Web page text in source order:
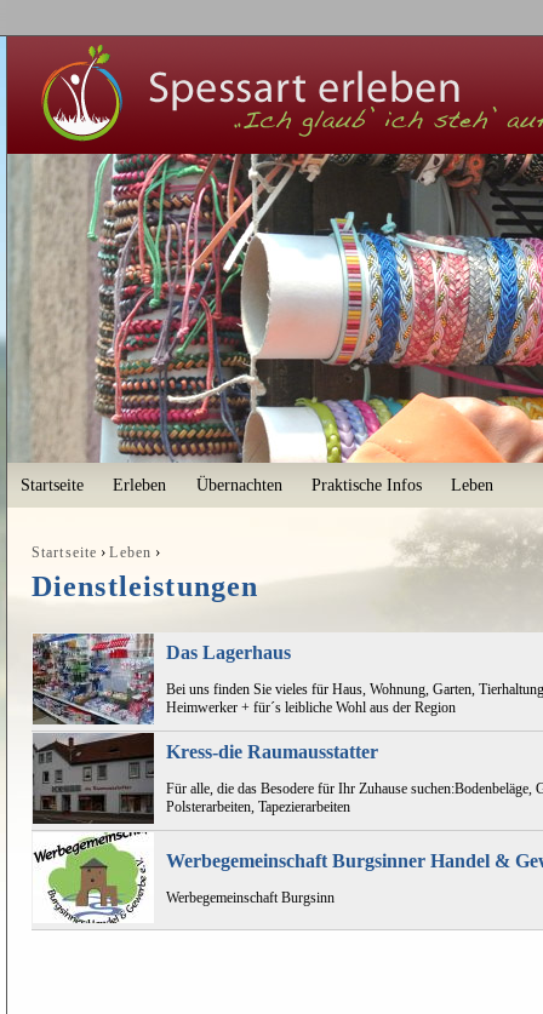
User menu
Startseite Erleben Übernachten Praktische Infos Leben
Sie sind hier
Startseite ›Leben ›
Dienstleistungen
Das Lagerhaus
Bei uns finden Sie vieles für Haus, Wohnung, Garten,
Heimwerker + für´s leibliche Wohl aus der Region
Kress-die Raumausstatter
Für alle, die das Besodere für Ihr Zuhause suchen:Bodenbeläge,
Polsterarbeiten, Tapezierarbeiten
Werbegemeinschaft Burgsinner Handel &
Werbegemeinschaft Burgsinn